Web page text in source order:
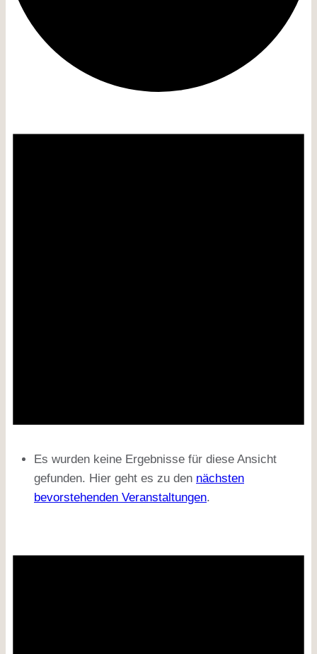
Es wurden keine Ergebnisse für diese Ansicht
gefunden. Hier geht es zu den nächsten
bevorstehenden Veranstaltungen.